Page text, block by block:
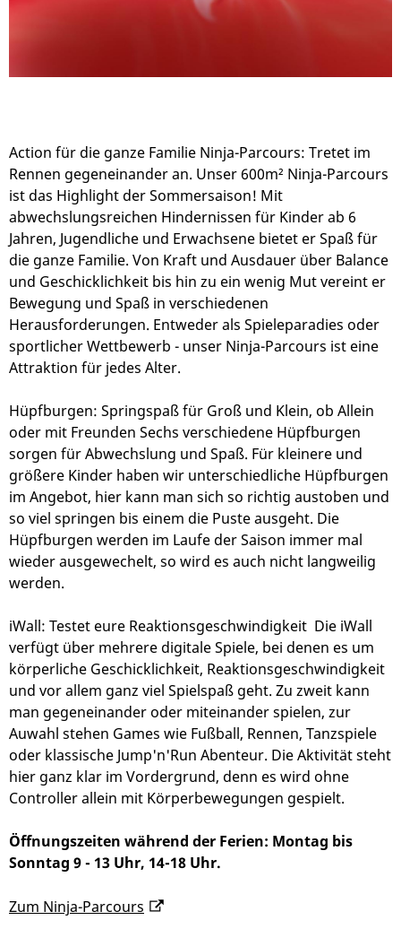
Action für die ganze Familie Ninja-Parcours: Tretet im
Rennen gegeneinander an. Unser 600m² Ninja-Parcours
ist das Highlight der Sommersaison! Mit
abwechslungsreichen Hindernissen für Kinder ab 6
Jahren, Jugendliche und Erwachsene bietet er Spaß für
die ganze Familie. Von Kraft und Ausdauer über Balance
und Geschicklichkeit bis hin zu ein wenig Mut vereint er
Bewegung und Spaß in verschiedenen
Herausforderungen. Entweder als Spieleparadies oder
sportlicher Wettbewerb - unser Ninja-Parcours ist eine
Attraktion für jedes Alter.
Hüpfburgen: Springspaß für Groß und Klein, ob Allein
oder mit Freunden Sechs verschiedene Hüpfburgen
sorgen für Abwechslung und Spaß. Für kleinere und
größere Kinder haben wir unterschiedliche Hüpfburgen
im Angebot, hier kann man sich so richtig austoben und
so viel springen bis einem die Puste ausgeht. Die
Hüpfburgen werden im Laufe der Saison immer mal
wieder ausgewechelt, so wird es auch nicht langweilig
werden.
iWall: Testet eure Reaktionsgeschwindigkeit Die iWall
verfügt über mehrere digitale Spiele, bei denen es um
körperliche Geschicklichkeit, Reaktionsgeschwindigkeit
und vor allem ganz viel Spielspaß geht. Zu zweit kann
man gegeneinander oder miteinander spielen, zur
Auwahl stehen Games wie Fußball, Rennen, Tanzspiele
oder klassische Jump'n'Run Abenteur. Die Aktivität steht
hier ganz klar im Vordergrund, denn es wird ohne
Controller allein mit Körperbewegungen gespielt.
Öffnungszeiten während der Ferien: Montag bis
Sonntag 9 - 13 Uhr, 14-18 Uhr.
Zum Ninja-Parcours